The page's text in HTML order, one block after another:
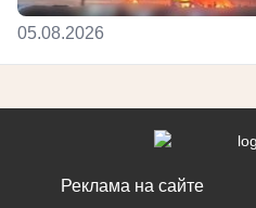
05.08.2026
Реклама на сайте